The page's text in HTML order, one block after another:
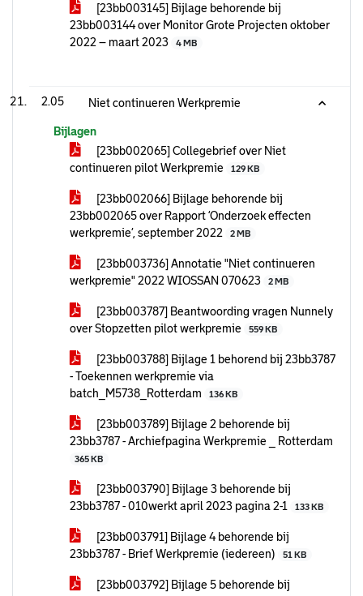
[23bb003145] Bijlage behorende bij
23bb003144 over Monitor Grote Projecten oktober
2022 – maart 2023
4 MB
2.05 Niet continueren Werkpremie
Bijlagen
[23bb002065] Collegebrief over Niet
continueren pilot Werkpremie
129 KB
[23bb002066] Bijlage behorende bij
23bb002065 over Rapport ‘Onderzoek effecten
werkpremie’, september 2022
2 MB
[23bb003736] Annotatie "Niet continueren
werkpremie" 2022 WIOSSAN 070623
2 MB
[23bb003787] Beantwoording vragen Nunnely
over Stopzetten pilot werkpremie
559 KB
[23bb003788] Bijlage 1 behorend bij 23bb3787
- Toekennen werkpremie via
batch_M5738_Rotterdam
136 KB
[23bb003789] Bijlage 2 behorende bij
23bb3787 - Archiefpagina Werkpremie _ Rotterdam
365 KB
[23bb003790] Bijlage 3 behorende bij
23bb3787 - 010werkt april 2023 pagina 2-1
133 KB
[23bb003791] Bijlage 4 behorende bij
23bb3787 - Brief Werkpremie (iedereen)
51 KB
[23bb003792] Bijlage 5 behorende bij